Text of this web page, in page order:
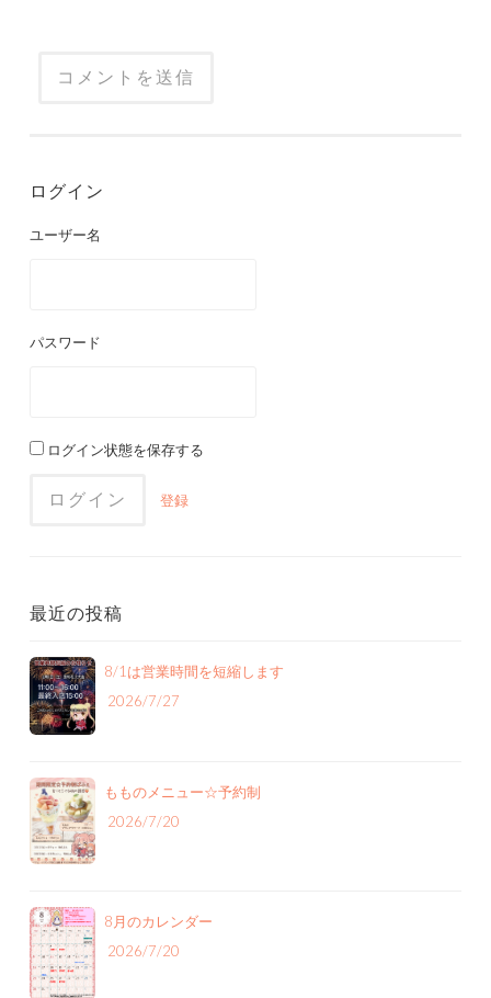
ログイン
ユーザー名
パスワード
ログイン状態を保存する
登録
最近の投稿
8/1は営業時間を短縮します
2026/7/27
もものメニュー‪☆予約制
2026/7/20
8月のカレンダー
2026/7/20